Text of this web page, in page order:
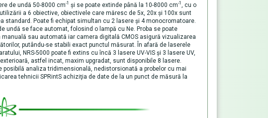
de undă 50-8000 cm-1 şi se poate extinde până la 10-8000 cm-1
, cu o
a 6 obiective, obiectivele care măresc de 5x, 20x şi 100x sunt
standard. Poate fi echipat simultan cu 2 lasere şi 4 monocromatoare.
undă se face automat, folosind o lampă cu Ne. Proba se poate
sau automată iar camera digitală CMOS asigură vizualizarea
putându-se stabili exact punctul măsurat. În afară de laserele
NRS-5000 poate fi extins cu încă 3 lasere UV-VIS şi 3 lasere UV,
astfel incat, maxim upgradat, sunt disponibile 8 lasere.
posibilă analiza tridimensională, nedistorsionată a probelor cu mai
tehnicii SPRintS achiziţia de date de la un punct de măsură la